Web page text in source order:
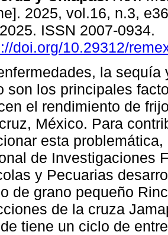
2025, vol.16, n.3,
ISSN 2007-0934.
doi.org/10.29312/
la sequía
son los principales
el rendimiento de
México. Para
esta
de Investigaciones
y Pecuarias
de grano pequeño
de la cruza
tiene un ciclo de